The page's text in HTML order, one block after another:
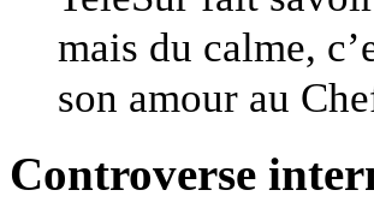
mais du calme,
son amour au
Controverse